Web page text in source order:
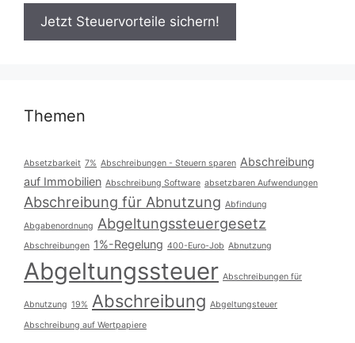
Themen
Absetzbarkeit 7% Abschreibungen - Steuern sparen Abschreibung
auf Immobilien Abschreibung Software absetzbaren Aufwendungen
Abschreibung für Abnutzung Abfindung
Abgabenordnung Abgeltungssteuergesetz
Abschreibungen 1%-Regelung 400-Euro-Job Abnutzung
Abgeltungssteuer Abschreibungen für
Abnutzung 19% Abschreibung Abgeltungsteuer
Abschreibung auf Wertpapiere